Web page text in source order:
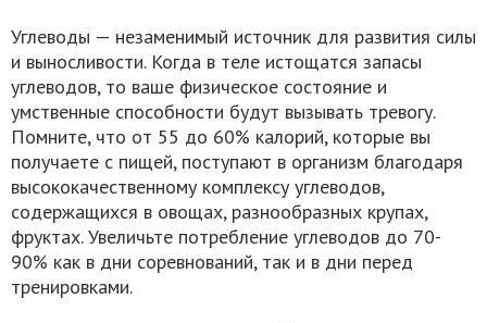
Углеводы — незаменимый источник для развития силы
и выносливости. Когда в теле истощатся запасы
углеводов, то ваше физическое состояние и
умственные способности будут вызывать тревогу.
Помните, что от 55 до 60% калорий, которые вы
получаете с пищей, поступают в организм благодаря
высококачественному комплексу углеводов,
содержащихся в овощах, разнообразных крупах,
фруктах. Увеличьте потребление углеводов до 70-
90% как в дни соревнований, так и в дни перед
тренировками.